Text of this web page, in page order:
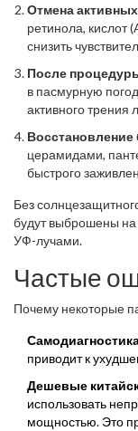
Отмена
ретинола, кислот
снизить
После
в пасмурную
активного трения
Восстановление
церамидами,
быстрого
Без
будут выброшены на
УФ-лучами.
Частые
Почему некоторые
приводит к
Дешевые
использовать
мощностью. Это